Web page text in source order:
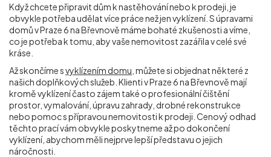
Když chcete připravit dům k nastěhování nebo k prodeji, je
obvykle potřeba udělat více práce než jen vyklízení. S úpravami
domů v Praze 6 na Břevnově máme bohaté zkušenosti a víme,
co je potřeba k tomu, aby vaše nemovitost zazářila v celé své
kráse.
Až skončíme svyklízením domu , můžete si objednat některé z
našich doplňkových služeb. Klienti v Praze 6 na Břevnově mají
kromě vyklízení často zájem také o profesionální čištění
prostor, vymalování, úpravu zahrady, drobné rekonstrukce
nebo pomoc s přípravou nemovitosti k prodeji. Cenový odhad
těchto prací vám obvykle poskytneme až po dokončení
vyklízení, abychom měli nejprve lepší představu o jejich
náročnosti.